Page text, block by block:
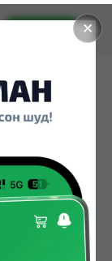
✕
Установить
МЛ